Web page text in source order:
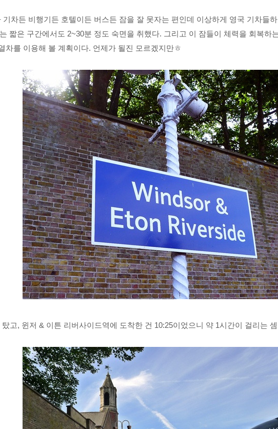
차든 비행기든 호텔이든 버스든 잠을 잘 못자는 편인데 이상하게 영국 기차들
짧은 구간에서도 2~30분 정도 숙면을 취했다. 그리고 이 잠들이 체력을 회복하
차를 이용해 볼 계획이다. 언제가 될진 모르겠지만ㅎ
고, 윈저 & 이튼 리버사이드역에 도착한 건 10:25이었으니 약 1시간이 걸리는